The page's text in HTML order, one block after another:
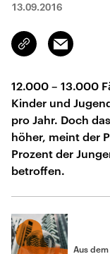
13.09.2016
Link
kopieren/teilen
Email
12.000 – 13.000
Kinder und
pro Jahr. Doch
höher, meint der
Prozent der
betroffen.
Aus